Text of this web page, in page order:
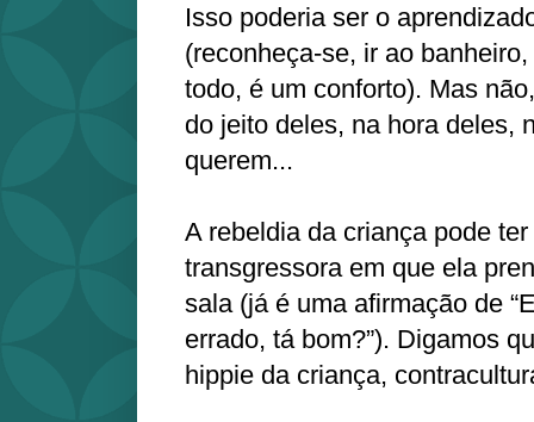
Isso poderia ser o
(reconheça-se, ir ao
todo, é um conforto). Mas
do jeito deles, na hora deles,
querem...
A rebeldia da criança pode
transgressora em que ela
sala (já é uma afirmação de
errado, tá bom?”). Digamos
hippie da criança,